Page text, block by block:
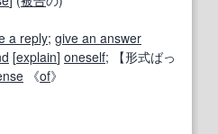
a reply; give an answer
[explain] oneself;
【形式ばっ
《of》